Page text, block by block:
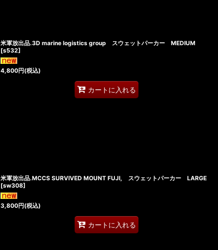
米軍放出品.3D marine logistics group スウェットパーカー MEDIUM
[s532]
4,800円(税込)
カートに入れる
米軍放出品.MCCS SURVIVED MOUNT FUJI, スウェットパーカー LARGE
[sw308]
3,800円(税込)
カートに入れる